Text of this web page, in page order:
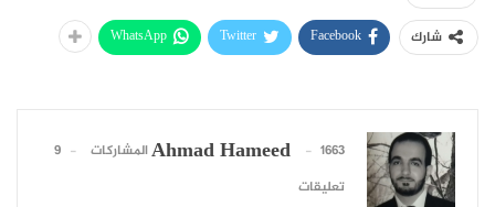
شارك Facebook
Twitter
WhatsApp
Ahmad Hameed 1663 المشاركات
9
تعليقات